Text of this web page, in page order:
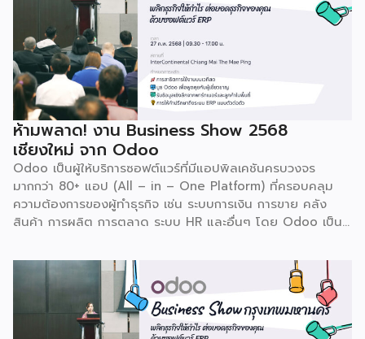
ห้ามพลาด! งาน Business Show 2568
เชียงใหม่ จาก Odoo
Odoo เป็นผู้ให้บริการซอฟต์แวร์ที่มีแอปพิลเคชันครบวงจร
มากกว่า 80+ แอป (All – in – One Platform) ที่ครอบคลุม
ความต้องการของผู้ทำธุรกิจ เช่น ระบบการเงิน การขาย คลัง
สินค้า การผลิต การตลาด ระบบ HR และอื่นๆ โดย Odoo เป็นผู้
เบลเยี่ยมให้บริการใน 19 แห่งทั่วโลก รวมถึงสหรัฐอเมริกา ฮ่องกง
อินโดนีเซีย และดูไบ ปัจจุบัน Odoo ให้บริการผู้ใช้งานในไทย
มากกว่า 4 แสนราย และมีผู้ใช้งานมากกว่า 6 ล้านคนทั่วเอเชีย ปีนี้
Odoo กลับมาจัดงาน Business Roadshow 2568 ภายใต้
Concept พลิกธุรกิจให้กำไร ต่อยอดธุรกิจของคุณด้วย